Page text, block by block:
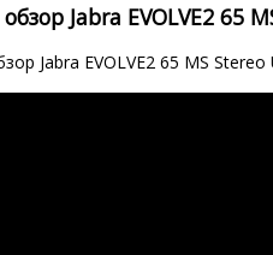
Jabra EVOLVE2 65
Jabra EVOLVE2 65 MS